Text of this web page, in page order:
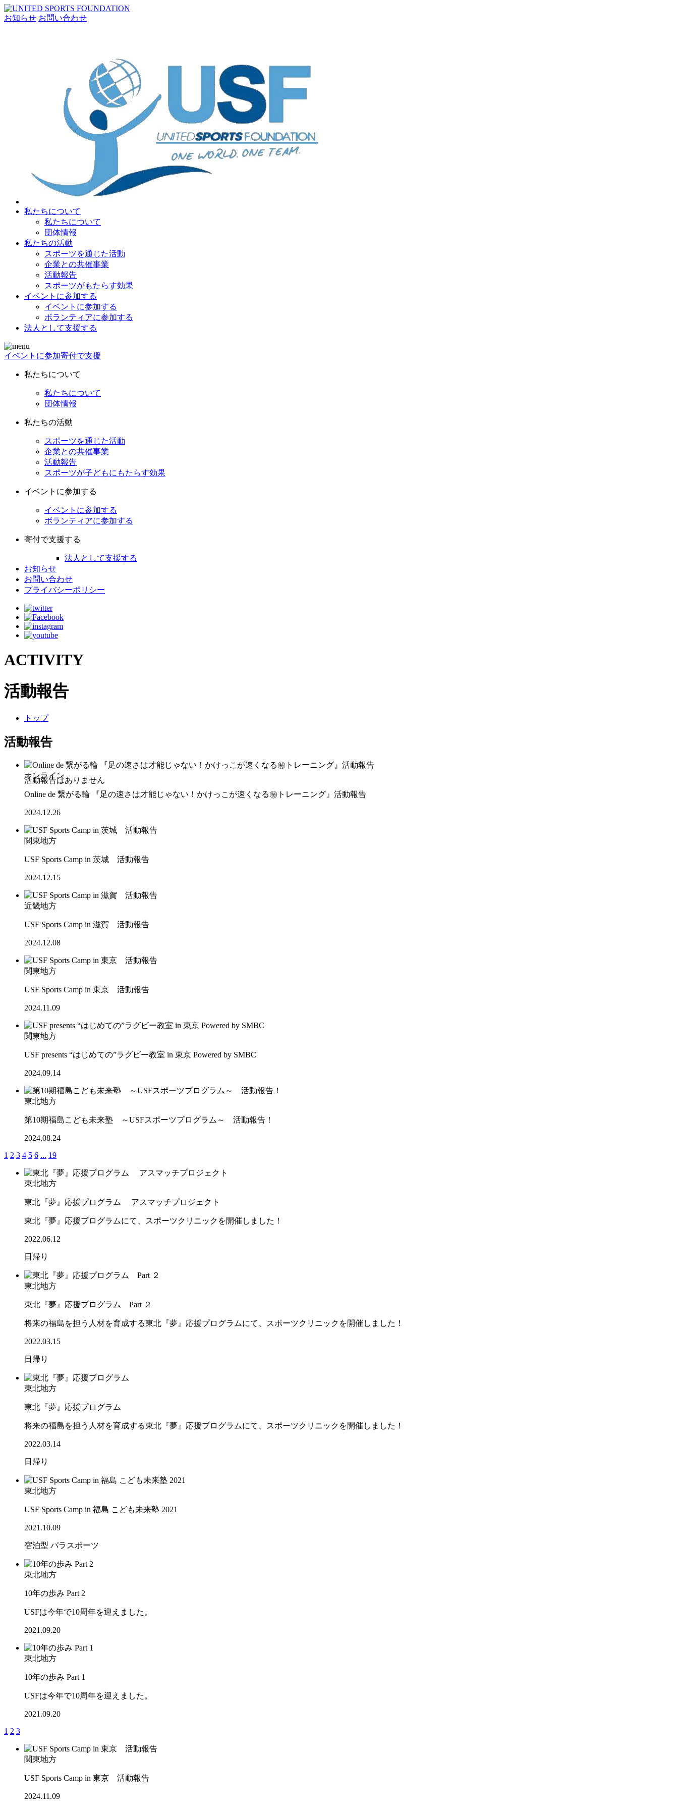
お知らせ お問い合わせ
私たちについて
私たちについて
団体情報
私たちの活動
スポーツを通じた活動
企業との共催事業
活動報告
スポーツがもたらす効果
イベントに参加する
イベントに参加する
ボランティアに参加する
法人として支援する
イベントに参加寄付で支援
私たちについて
私たちについて
団体情報
私たちの活動
スポーツを通じた活動
企業との共催事業
活動報告
スポーツが子どもにもたらす効果
イベントに参加する
イベントに参加する
ボランティアに参加する
寄付で支援する
法人として支援する
お知らせ
お問い合わせ
プライバシーポリシー
ACTIVITY
活動報告
トップ
活動報告
オンライン
Online de 繋がる輪 『足の速さは才能じゃない！かけっこが速くなる㊙トレーニング』活動報告
2024.12.26
関東地方
USF Sports Camp in 茨城 活動報告
2024.12.15
近畿地方
USF Sports Camp in 滋賀 活動報告
2024.12.08
関東地方
USF Sports Camp in 東京 活動報告
2024.11.09
関東地方
USF presents “はじめての”ラグビー教室 in 東京 Powered by SMBC
2024.09.14
東北地方
第10期福島こども未来塾 ～USFスポーツプログラム～ 活動報告！
2024.08.24
1 2 3 4 5 6 ... 19
東北地方
東北『夢』応援プログラム アスマッチプロジェクト
東北『夢』応援プログラムにて、スポーツクリニックを開催しました！
2022.06.12
日帰り
東北地方
東北『夢』応援プログラム Part ２
将来の福島を担う人材を育成する東北『夢』応援プログラムにて、スポーツクリニックを開催しました！
2022.03.15
日帰り
東北地方
東北『夢』応援プログラム
将来の福島を担う人材を育成する東北『夢』応援プログラムにて、スポーツクリニックを開催しました！
2022.03.14
日帰り
東北地方
USF Sports Camp in 福島 こども未来塾 2021
2021.10.09
宿泊型 パラスポーツ
東北地方
10年の歩み Part 2
USFは今年で10周年を迎えました。
2021.09.20
東北地方
10年の歩み Part 1
USFは今年で10周年を迎えました。
2021.09.20
1 2 3
関東地方
USF Sports Camp in 東京 活動報告
2024.11.09